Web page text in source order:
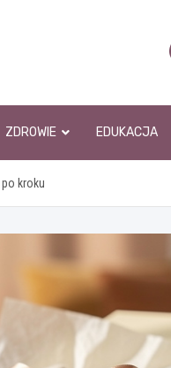
ZDROWIE EDUKACJA
kroku